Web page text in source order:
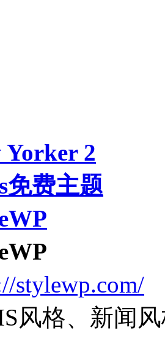
Yorker 2
免费主题
stylewp.com/
风格、新闻